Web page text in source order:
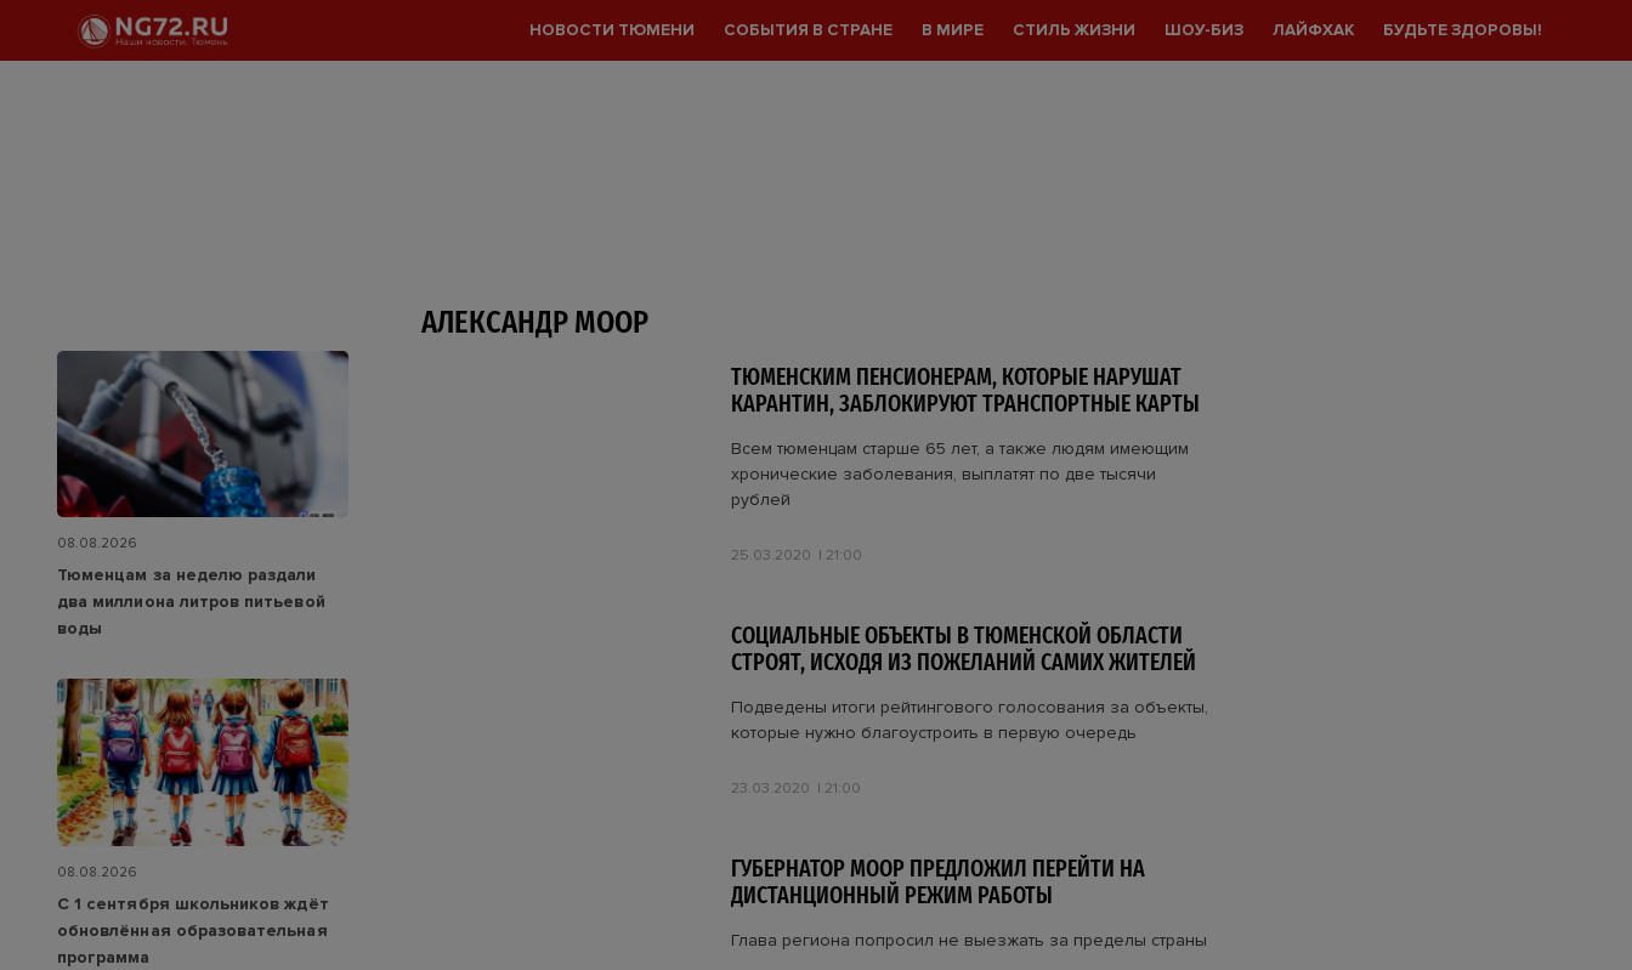
НОВОСТИ ТЮМЕНИ СОБЫТИЯ В СТРАНЕ В МИРЕ СТИЛЬ ЖИЗНИ ШОУ-БИЗ ЛАЙФХАК БУДЬТЕ ЗДОРОВЫ!
АЛЕКСАНДР МООР
ТЮМЕНСКИМ ПЕНСИОНЕРАМ, КОТОРЫЕ НАРУШАТ
КАРАНТИН, ЗАБЛОКИРУЮТ ТРАНСПОРТНЫЕ КАРТЫ
Всем тюменцам старше 65 лет, а также людям имеющим
хронические заболевания, выплатят по две тысячи
рублей
25.03.2020 21:00
СОЦИАЛЬНЫЕ ОБЪЕКТЫ В ТЮМЕНСКОЙ ОБЛАСТИ
СТРОЯТ, ИСХОДЯ ИЗ ПОЖЕЛАНИЙ САМИХ ЖИТЕЛЕЙ
Подведены итоги рейтингового голосования за объекты,
которые нужно благоустроить в первую очередь
23.03.2020 21:00
ГУБЕРНАТОР МООР ПРЕДЛОЖИЛ ПЕРЕЙТИ НА
ДИСТАНЦИОННЫЙ РЕЖИМ РАБОТЫ
Глава региона попросил не выезжать за пределы страны
08.08.2026
Тюменцам за неделю раздали
два миллиона литров питьевой
воды
08.08.2026
С 1 сентября школьников ждёт
обновлённая образовательная
программа